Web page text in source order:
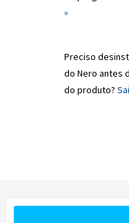
»
Preciso
do Nero antes
do produto?